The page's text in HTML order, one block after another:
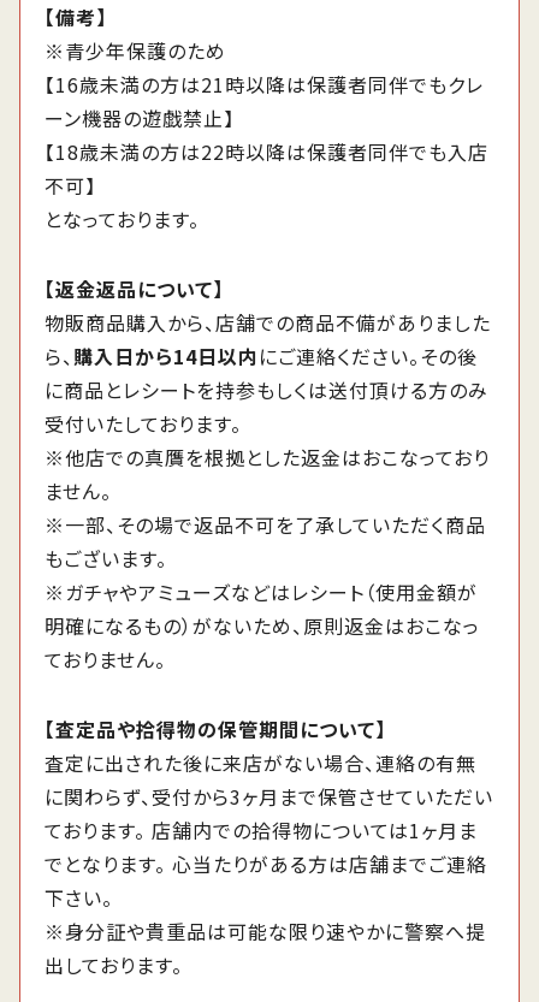
【備考】
※青少年保護のため
【16歳未満の方は21時以降は保護者同伴でもクレ
ーン機器の遊戯禁止】
【18歳未満の方は22時以降は保護者同伴でも入店
不可】
となっております。
【返金返品について】
物販商品購入から、店舗での商品不備がありました
ら、 購入日から14日以内 にご連絡ください。その後
に商品とレシートを持参もしくは送付頂ける方のみ
受付いたしております。
※他店での真贋を根拠とした返金はおこなっており
ません。
※一部、その場で返品不可を了承していただく商品
もございます。
※ガチャやアミューズなどはレシート（使用金額が
明確になるもの）がないため、原則返金はおこなっ
ておりません。
【査定品や拾得物の保管期間について】
査定に出された後に来店がない場合、連絡の有無
に関わらず、受付から3ヶ月まで保管させていただい
ております。 店舗内での拾得物については1ヶ月ま
でとなります。 心当たりがある方は店舗までご連絡
下さい。
※身分証や貴重品は可能な限り速やかに警察へ提
出しております。